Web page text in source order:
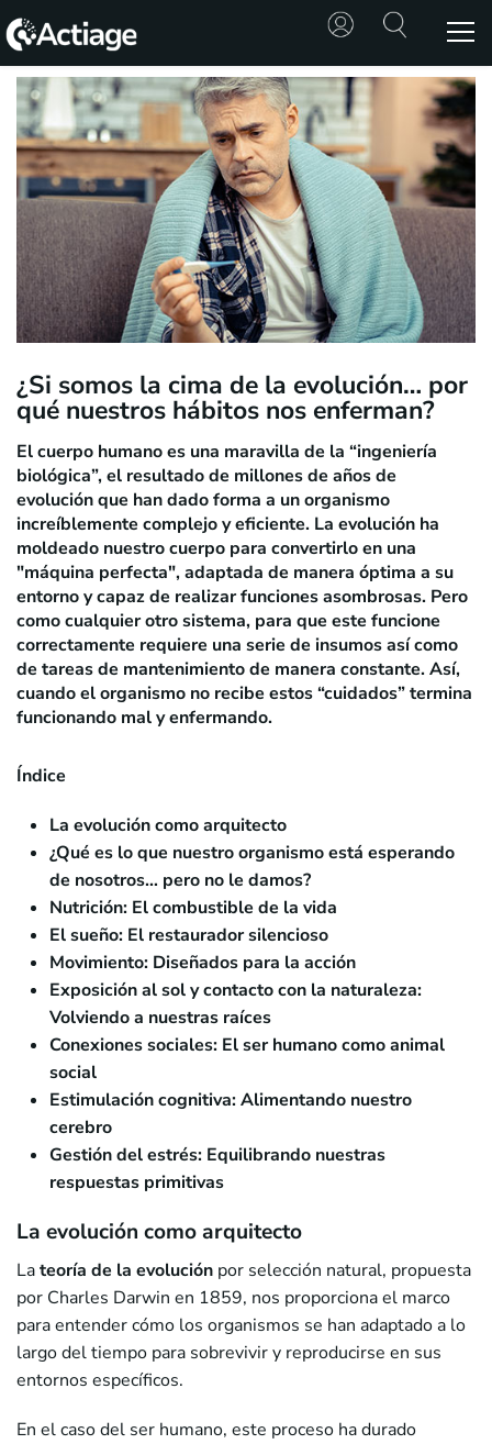
SHOP
TRATAMIENTOS
CONSULTA
CONOCE
ACTIAGE
RECURSOS
¿Si somos la cima de la evolución… por
qué nuestros hábitos nos enferman?
El cuerpo humano es una maravilla de la “ingeniería
biológica”, el resultado de millones de años de
evolución que han dado forma a un organismo
increíblemente complejo y eficiente. La evolución ha
moldeado nuestro cuerpo para convertirlo en una
"máquina perfecta", adaptada de manera óptima a su
entorno y capaz de realizar funciones asombrosas. Pero
como cualquier otro sistema, para que este funcione
correctamente requiere una serie de insumos así como
de tareas de mantenimiento de manera constante. Así,
cuando el organismo no recibe estos “cuidados” termina
funcionando mal y enfermando.
Índice
La evolución como arquitecto
¿Qué es lo que nuestro organismo está esperando
de nosotros… pero no le damos?
Nutrición: El combustible de la vida
El sueño: El restaurador silencioso
Movimiento: Diseñados para la acción
Exposición al sol y contacto con la naturaleza:
Volviendo a nuestras raíces
Conexiones sociales: El ser humano como animal
social
Estimulación cognitiva: Alimentando nuestro
cerebro
Gestión del estrés: Equilibrando nuestras
respuestas primitivas
La evolución como arquitecto
Lateoría de la evolución por selección natural, propuesta
por Charles Darwin en 1859, nos proporciona el marco
para entender cómo los organismos se han adaptado a lo
largo del tiempo para sobrevivir y reproducirse en sus
entornos específicos.
En el caso del ser humano, este proceso ha durado